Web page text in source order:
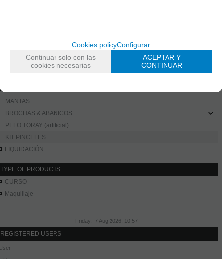
FANTASIA
BELLEZA
MANTAS
BROCHAS & ABANICOS
PELO TORAY (artificial)
KIT PINCELES
LIQUIDACIÓN
TYPE OF PRODUCTS
CURSO
Maquillaje
Friday, 7 Aug 2026, 10:57
REGISTERED USERS
Cookies policyConfigurar
Continuar solo con las
cookies necesarias
ACEPTAR Y
CONTINUAR